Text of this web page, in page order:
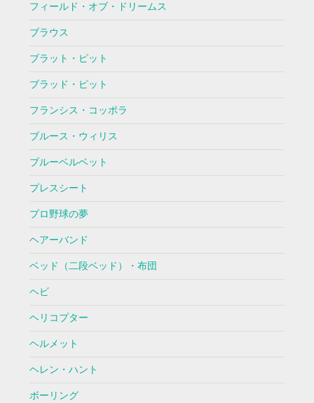
フィールド・オブ・ドリームス
ブラウス
ブラット・ピット
ブラッド・ピット
フランシス・コッポラ
ブルース・ウィリス
ブルーベルベット
プレスシート
プロ野球の夢
ヘアーバンド
ベッド（二段ベッド）・布団
ヘビ
ヘリコプター
ヘルメット
ヘレン・ハント
ボーリング